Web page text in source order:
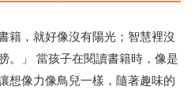
籍，就好像沒有陽光；智慧裡沒
。」 當孩子在閱讀書籍時，像是
想像力像鳥兒一樣，隨著趣味的